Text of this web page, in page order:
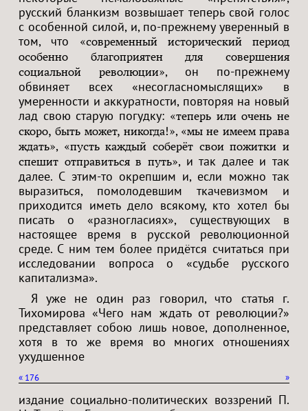
русский бланкизм возвышает теперь свой голос
с особенной силой, и, по-прежнему уверенный в
том, что
«современный исторический период
особенно благоприятен для совершения
социальной революции», он по-прежнему
обвиняет всех «несогласномыслящих» в
умеренности и аккуратности, повторяя на новый
лад свою старую погудку: «теперь или очень не
скоро, быть может, никогда!», «мы не имеем права
ждать», «пусть каждый соберёт свои пожитки и
спешит отправиться в путь», и так далее и так
далее. С этим-то окрепшим и, если можно так
выразиться, помолодевшим ткачевизмом и
приходится иметь дело всякому, кто хотел бы
писать о «разногласиях», существующих в
настоящее время в русской революционной
среде. С ним тем более придётся считаться при
исследовании вопроса о «судьбе русского
капитализма».
Я уже не один раз говорил, что статья г.
Тихомирова «Чего нам ждать от революции?»
представляет собою лишь новое, дополненное,
хотя в то же время во многих отношениях
ухудшенное
« »
176
издание социально-политических воззрений П.